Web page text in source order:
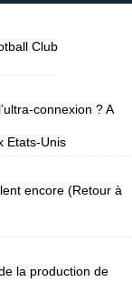
Club
connexion ? A
Etats-Unis
encore (Retour à
la production de